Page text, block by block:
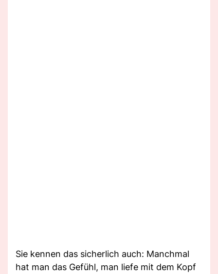
Sie kennen das sicherlich auch: Manchmal
hat man das Gefühl, man liefe mit dem Kopf